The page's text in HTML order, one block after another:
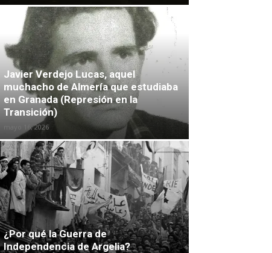
Javier Verdejo Lucas, aquel
muchacho de Almería que estudiaba
en Granada (Represión en la
Transición)
mayo 16, 2026
¿Por qué la Guerra de
Independencia de Argelia?